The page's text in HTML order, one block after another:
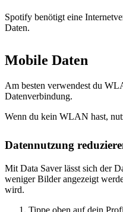
Spotify benötigt eine
Daten.
Mobile Daten
Am besten verwendest du
Datenverbindung.
Wenn du kein WLAN hast,
Datennutzung
Mit Data Saver lässt sich der
weniger Bilder angezeigt
wird.
Tippe oben auf dein